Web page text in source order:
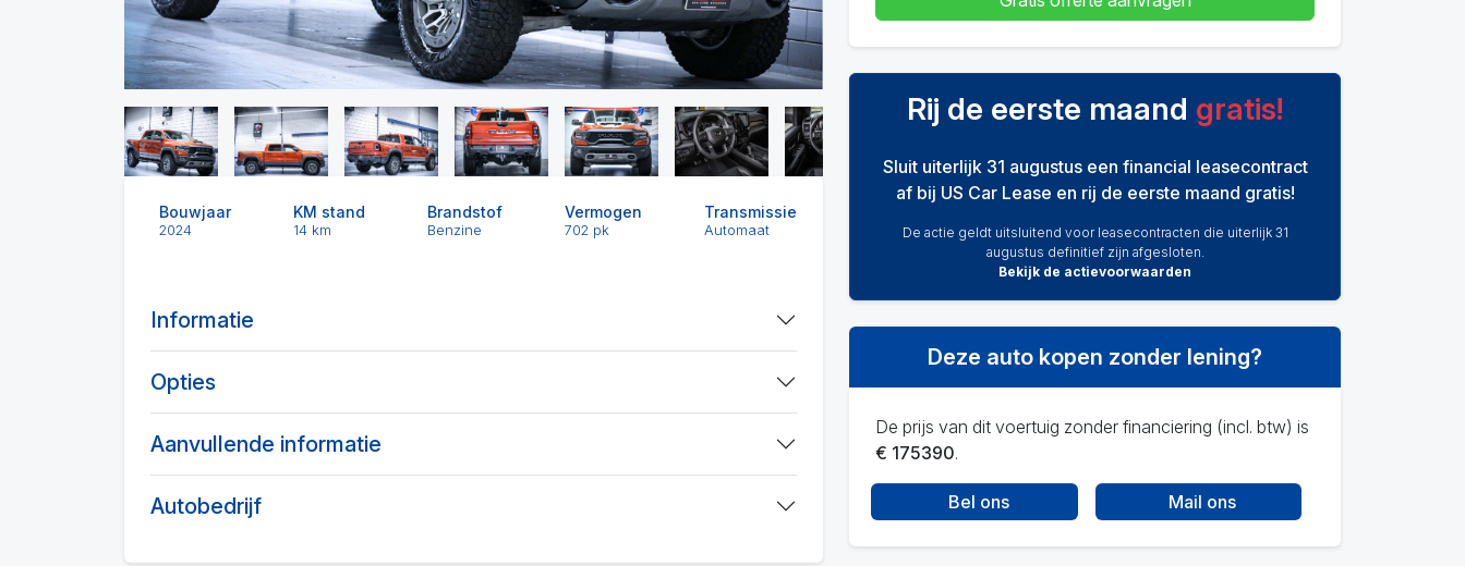
Bouwjaar
2024
KM stand
14 km
Brandstof
Benzine
Vermogen
702 pk
Transmissie
Automaat
Informatie
Opties
Aanvullende informatie
Autobedrijf
Rij de eerste maand gratis!
Sluit uiterlijk 31 augustus een financial leasecontract
af bij US Car Lease en rij de eerste maand gratis!
De actie geldt uitsluitend voor leasecontracten die uiterlijk 31
augustus definitief zijn afgesloten.
Bekijk de actievoorwaarden
Deze auto kopen zonder lening?
De prijs van dit voertuig zonder financiering (incl. btw) is
€ 175390.
Bel ons Mail ons